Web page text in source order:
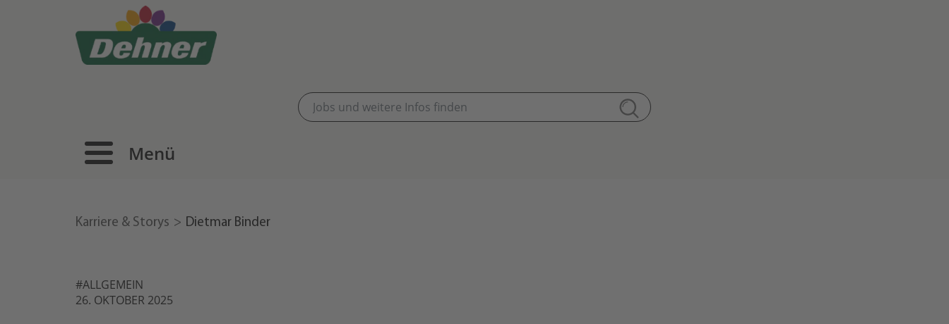
Menü
Karriere & Storys Dietmar Binder
#ALLGEMEIN
26. OKTOBER 2025